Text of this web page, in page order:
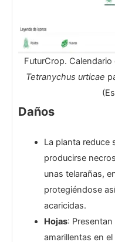
FuturCrop.
Tetranychus urticae
Daños
La planta reduce
producirse
unas telarañas,
protegiéndose
acaricidas.
Hojas:
amarillentas en